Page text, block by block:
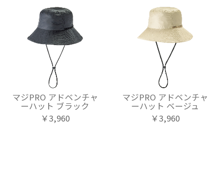
マジPRO アドベンチャ
ーハット ブラック
￥3,960
マジPRO アドベンチャ
ーハット ベージュ
￥3,960